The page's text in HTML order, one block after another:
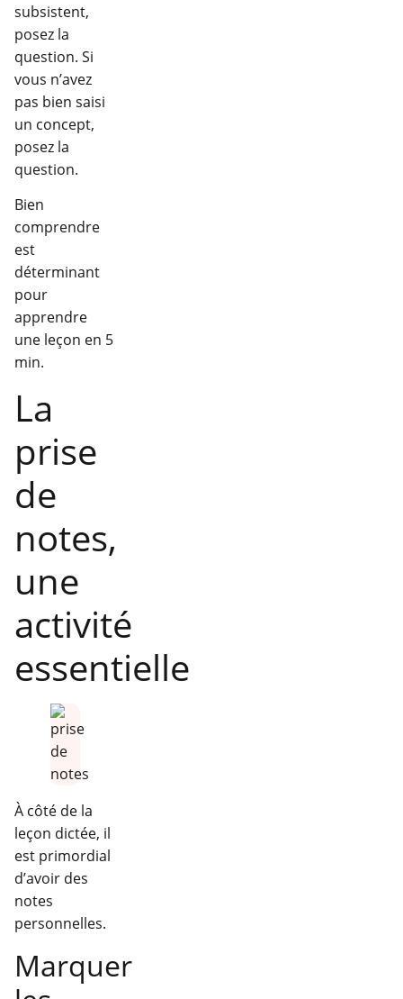
subsistent,
posez la
question. Si
vous n’avez
pas bien saisi
un concept,
posez la
question.
Bien
comprendre
est
déterminant
pour
apprendre
une leçon en 5
min.
La
prise
de
notes,
une
activité
essentielle
À côté de la
leçon dictée, il
est primordial
d’avoir des
notes
personnelles.
Marquer